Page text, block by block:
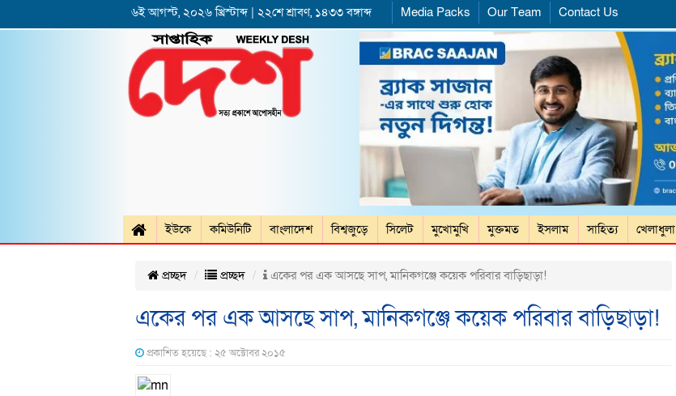
৬ই আগস্ট, ২০২৬ খ্রিস্টাব্দ | ২২শে শ্রাবণ, ১৪৩৩ বঙ্গাব্দ Media Packs Our Team Contact Us
ইউকে কমিউনিটি বাংলাদেশ বিশ্বজুড়ে সিলেট মুখোমুখি মুক্তমত ইসলাম সাহিত্য খেলাধুলা
প্রচ্ছদ প্রচ্ছদ একের পর এক আসছে সাপ, মানিকগঞ্জে কয়েক পরিবার বাড়িছাড়া!
একের পর এক আসছে সাপ, মানিকগঞ্জে কয়েক পরিবার বাড়িছাড়া!
প্রকাশিত হয়েছে : ২৫ অক্টোবর ২০১৫